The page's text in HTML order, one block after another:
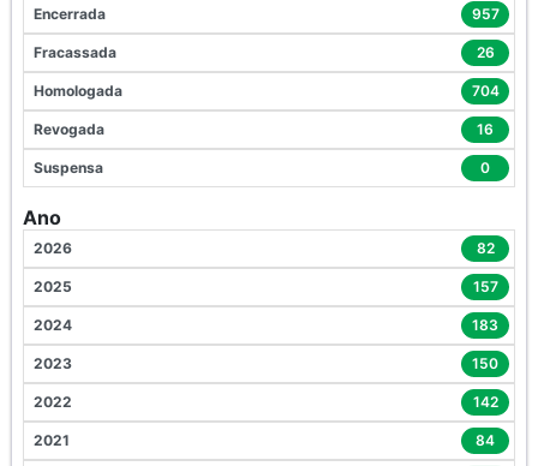
Encerrada 957
Fracassada 26
Homologada 704
Revogada 16
Suspensa 0
Ano
2026 82
2025 157
2024 183
2023 150
2022 142
2021 84